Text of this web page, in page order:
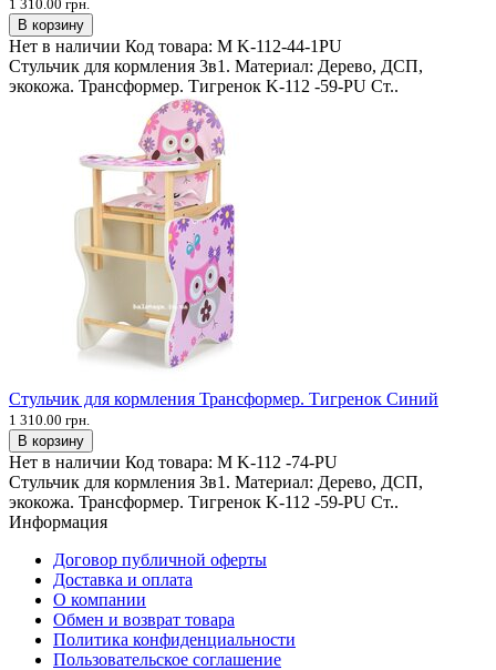
1 310.00 грн.
В корзину
Нет в наличии Код товара: М K-112-44-1PU
Стульчик для кормления 3в1. Материал: Дерево, ДСП,
экокожа. Трансформер. Тигренок K-112 -59-PU Ст..
Стульчик для кормления Трансформер. Тигренок Синий
1 310.00 грн.
В корзину
Нет в наличии Код товара: М K-112 -74-PU
Стульчик для кормления 3в1. Материал: Дерево, ДСП,
экокожа. Трансформер. Тигренок K-112 -59-PU Ст..
Информация
Договор публичной оферты
Доставка и оплата
О компании
Обмен и возврат товара
Политика конфиденциальности
Пользовательское соглашение